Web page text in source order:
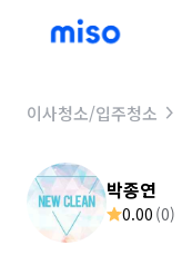
이사청소/입주청소
박종연
0.00 (0)